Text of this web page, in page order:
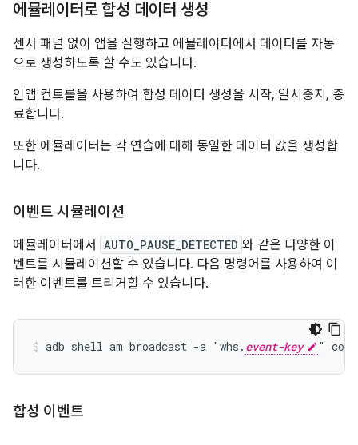
에뮬레이터로 합성 데이터 생성
센서 패널 없이 앱을 실행하고 에뮬레이터에서 데이터를 자동
으로 생성하도록 할 수도 있습니다.
인앱 컨트롤을 사용하여 합성 데이터 생성을 시작, 일시중지, 종
료합니다.
또한 에뮬레이터는 각 연습에 대해 동일한 데이터 값을 생성합
니다.
이벤트 시뮬레이션
에뮬레이터에서 AUTO_PAUSE_DETECTED 와 같은 다양한 이
벤트를 시뮬레이션할 수 있습니다. 다음 명령어를 사용하여 이
러한 이벤트를 트리거할 수 있습니다.
adb shell am broadcast -a "whs. event-key
합성 이벤트